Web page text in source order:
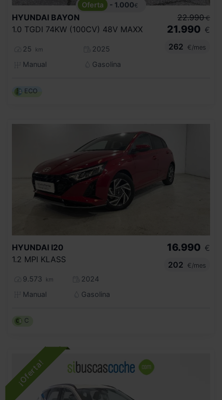
- 1.000€
HYUNDAI BAYON
1.0 TGDI 74KW (100CV) 48V MAXX
25 km
2025
Manual
Gasolina
22.990 €
21.990 €
262
€/mes
ECO
HYUNDAI I20
1.2 MPI KLASS
9.573 km
2024
Manual
Gasolina
16.990 €
202
€/mes
C